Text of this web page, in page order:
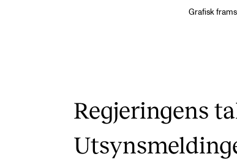
Grafisk
Regjeringens